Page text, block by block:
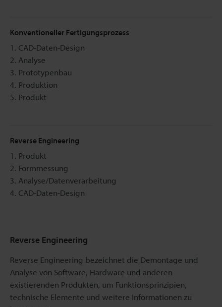
Konventioneller Fertigungsprozess
1. CAD-Daten-Design
2. Analyse
3. Prototypenbau
4. Produktion
5. Produkt
Reverse Engineering
1. Produkt
2. Formmessung
3. Analyse/Datenverarbeitung
4. CAD-Daten-Design
Reverse Engineering
Reverse Engineering bezeichnet die Demontage und
Analyse von Software, Hardware und anderen
existierenden Produkten, um Funktionsprinzipien,
technische Elemente und weitere Informationen zu